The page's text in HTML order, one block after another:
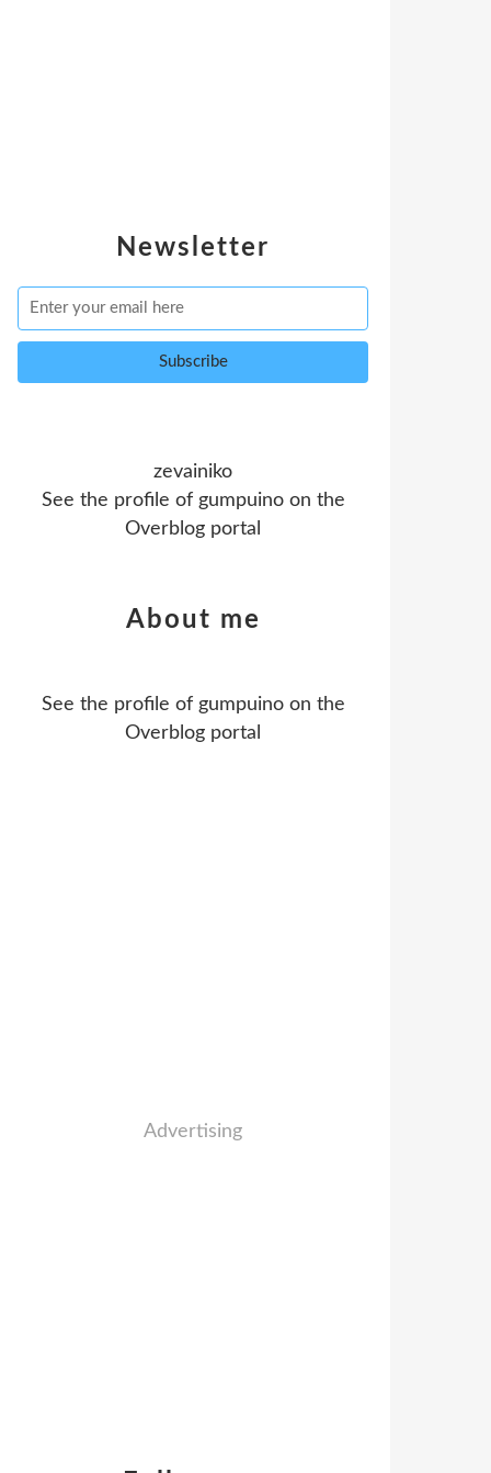
Newsletter
zevainiko
See the profile of gumpuinoon the
Overblog portal
About me
See the profile of gumpuinoon the
Overblog portal
Advertising